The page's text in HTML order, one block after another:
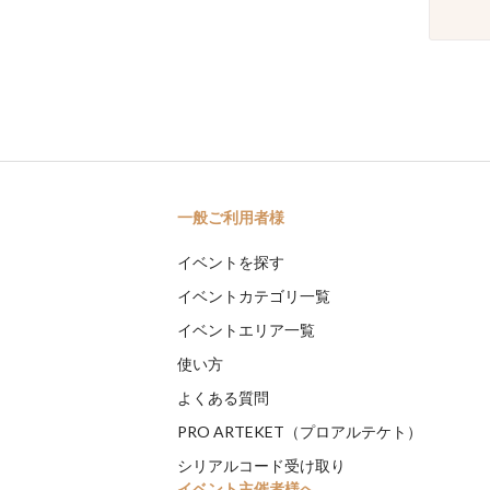
一般ご利用者様
イベントを探す
イベントカテゴリ一覧
イベントエリア一覧
使い方
よくある質問
PRO ARTEKET（プロアルテケト）
シリアルコード受け取り